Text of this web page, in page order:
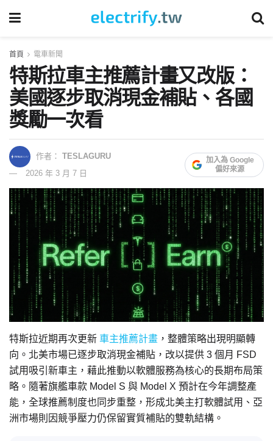
首頁 電車新聞
特斯拉車主推薦計畫又改版：
美國逐步取消現金補貼、各國
獎勵一次看
作者： TESLAGURU
2026 年 3 月 7 日
加入為 Google
偏好來源
特斯拉近期再次更新 車主推薦計畫 ，整體策略出現明顯轉
向。北美市場已逐步取消現金補貼，改以提供 3 個月 FSD
試用吸引新車主，藉此推動以軟體服務為核心的長期布局策
略。隨著旗艦車款 Model S 與 Model X 預計在今年調整產
能，全球推薦制度也同步重整，形成北美主打軟體試用、亞
洲市場則因競爭壓力仍保留實質補貼的雙軌結構。